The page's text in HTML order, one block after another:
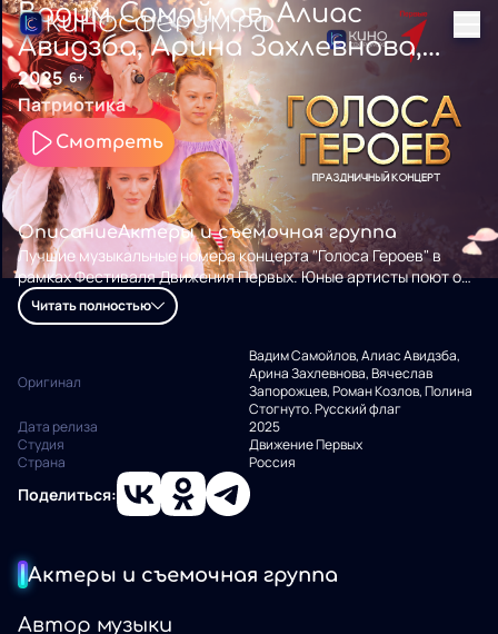
Вадим Самойлов, Алиас
Авидзба, Арина Захлевнова,
Вячеслав Запорожцев, Роман
Козлов, Полина Стогнуто.
Русский флаг
2025 6+
Патриотика
Смотреть
ОписаниеАктеры и съемочная группа
Лучшие музыкальные номера концерта "Голоса Героев" в
рамках Фестиваля Движения Первых. Юные артисты поют о
Родине, подвиге, памяти, семье, поддержке близких и защите
Отечества.
Читать полностью
Оригинал
Вадим Самойлов, Алиас Авидзба,
Арина Захлевнова, Вячеслав
Запорожцев, Роман Козлов, Полина
Стогнуто. Русский флаг
Дата релиза
2025
Студия
Движение Первых
Страна
Россия
Поделиться:
Актеры и съемочная группа
Автор музыки